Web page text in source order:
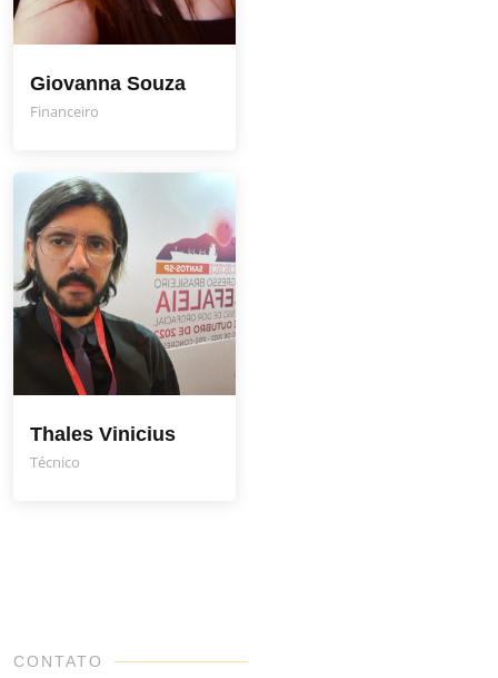
Giovanna Souza
Financeiro
Thales Vinicius
Técnico
CONTATO